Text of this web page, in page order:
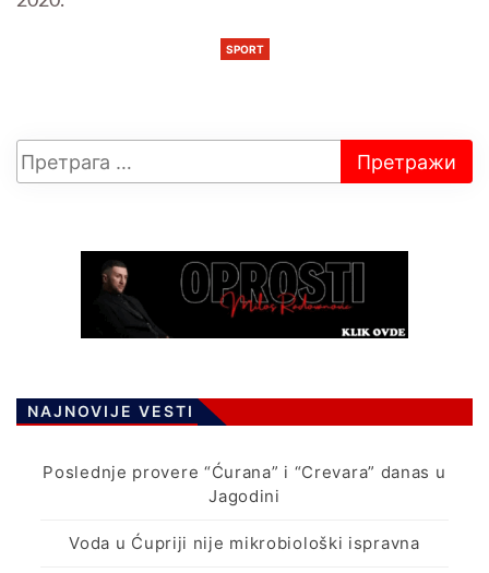
SPORT
NAJNOVIJE VESTI
Poslednje provere “Ćurana” i “Crevara” danas u
Jagodini
Voda u Ćupriji nije mikrobiološki ispravna